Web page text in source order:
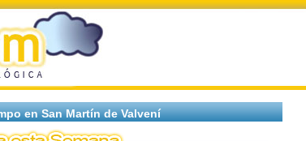
en San Martín de Valvení